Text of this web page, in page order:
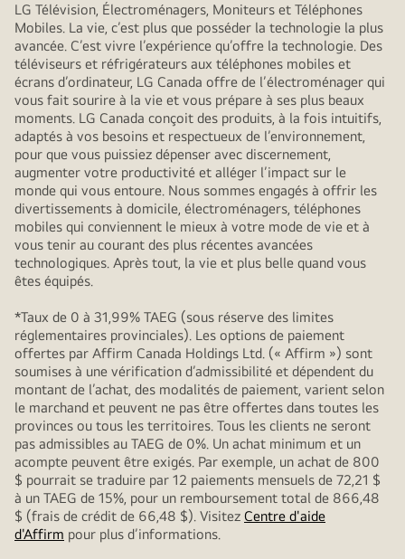
LG Télévision, Électroménagers, Moniteurs et Téléphones
Mobiles. La vie, c’est plus que posséder la technologie la plus
avancée. C’est vivre l’expérience qu’offre la technologie. Des
téléviseurs et réfrigérateurs aux téléphones mobiles et
écrans d’ordinateur, LG Canada offre de l’électroménager qui
vous fait sourire à la vie et vous prépare à ses plus beaux
moments. LG Canada conçoit des produits, à la fois intuitifs,
adaptés à vos besoins et respectueux de l’environnement,
pour que vous puissiez dépenser avec discernement,
augmenter votre productivité et alléger l’impact sur le
monde qui vous entoure. Nous sommes engagés à offrir les
divertissements à domicile, électroménagers, téléphones
mobiles qui conviennent le mieux à votre mode de vie et à
vous tenir au courant des plus récentes avancées
technologiques. Après tout, la vie et plus belle quand vous
êtes équipés.
*Taux de 0 à 31,99% TAEG (sous réserve des limites
réglementaires provinciales). Les options de paiement
offertes par Affirm Canada Holdings Ltd. (« Affirm ») sont
soumises à une vérification d’admissibilité et dépendent du
montant de l’achat, des modalités de paiement, varient selon
le marchand et peuvent ne pas être offertes dans toutes les
provinces ou tous les territoires. Tous les clients ne seront
pas admissibles au TAEG de 0%. Un achat minimum et un
acompte peuvent être exigés. Par exemple, un achat de 800
$ pourrait se traduire par 12 paiements mensuels de 72,21 $
à un TAEG de 15%, pour un remboursement total de 866,48
$ (frais de crédit de 66,48 $). Visitez Centre d'aide
d'Affirm pour plus d’informations.